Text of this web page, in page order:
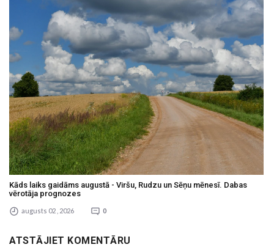
Kāds laiks gaidāms augustā - Viršu, Rudzu un Sēņu mēnesī. Dabas
vērotāja prognozes
augusts 02 , 2026 0
ATSTĀJIET KOMENTĀRU